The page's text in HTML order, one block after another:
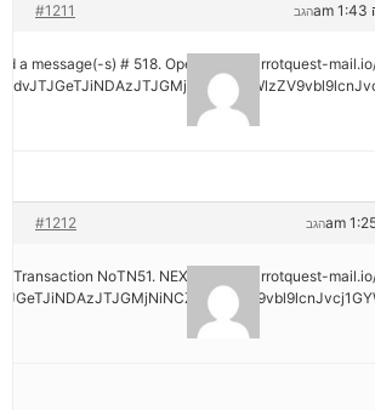
#1211 הגב
a message(-s) # 518. Open > out.carrotquest-
#1212 הגב
Transaction NoTN51. NEXT => out.carrotquest-